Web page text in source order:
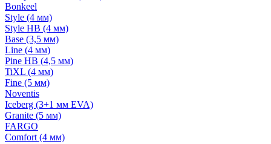
Bonkeel
Style (4 мм)
Style HB (4 мм)
Base (3,5 мм)
Line (4 мм)
Pine HB (4,5 мм)
TiXL (4 мм)
Fine (5 мм)
Noventis
Iceberg (3+1 мм EVA)
Granite (5 мм)
FARGO
Comfort (4 мм)